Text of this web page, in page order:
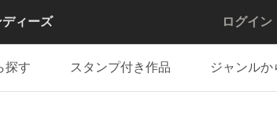
ディーズ ログイン
探す スタンプ付き作品 ジャンルか